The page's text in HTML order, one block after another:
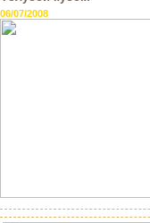
06/07/2008